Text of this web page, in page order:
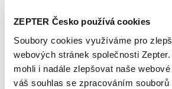
ZEPTER Česko používá cookies
Soubory cookies využíváme pro
webových stránek společnosti
mohli i nadále zlepšovat naše
váš souhlas se zpracováním souborů
Zepter Club cena
Přihlaste se a zobrazí se vám
člena klubu.
Pouze členové klubu mají